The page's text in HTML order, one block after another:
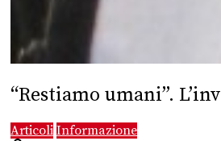
“Restiamo umani”.
Articoli Informazione